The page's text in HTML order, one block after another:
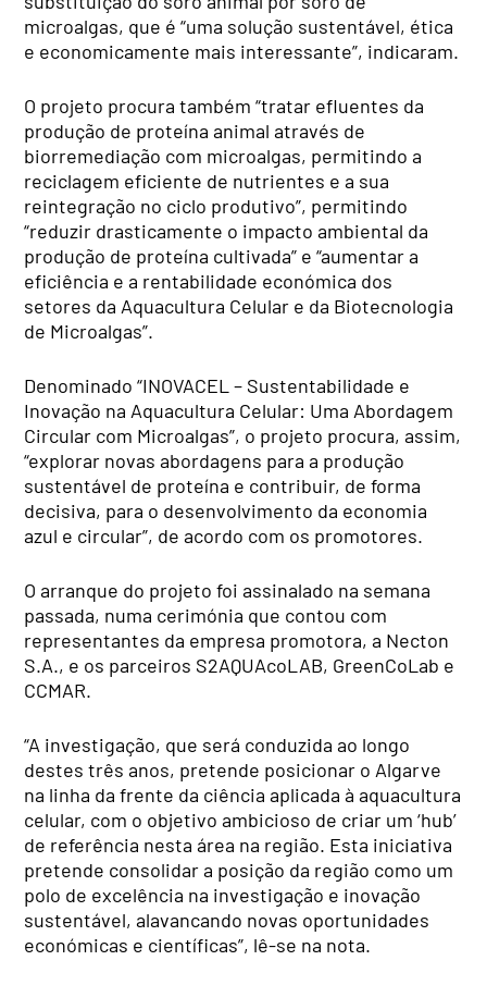
microalgas, que é “uma solução sustentável, ética
e economicamente mais interessante”, indicaram.
O projeto procura também “tratar efluentes da
produção de proteína animal através de
biorremediação com microalgas, permitindo a
reciclagem eficiente de nutrientes e a sua
reintegração no ciclo produtivo”, permitindo
“reduzir drasticamente o impacto ambiental da
produção de proteína cultivada” e “aumentar a
eficiência e a rentabilidade económica dos
setores da Aquacultura Celular e da Biotecnologia
de Microalgas”.
Denominado “INOVACEL – Sustentabilidade e
Inovação na Aquacultura Celular: Uma Abordagem
Circular com Microalgas”, o projeto procura, assim,
“explorar novas abordagens para a produção
sustentável de proteína e contribuir, de forma
decisiva, para o desenvolvimento da economia
azul e circular”, de acordo com os promotores.
O arranque do projeto foi assinalado na semana
passada, numa cerimónia que contou com
representantes da empresa promotora, a Necton
S.A., e os parceiros S2AQUAcoLAB, GreenCoLab e
CCMAR.
“A investigação, que será conduzida ao longo
destes três anos, pretende posicionar o Algarve
na linha da frente da ciência aplicada à aquacultura
celular, com o objetivo ambicioso de criar um ‘hub’
de referência nesta área na região. Esta iniciativa
pretende consolidar a posição da região como um
polo de excelência na investigação e inovação
sustentável, alavancando novas oportunidades
económicas e científicas”, lê-se na nota.